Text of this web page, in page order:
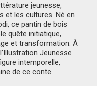
jeunesse,
et les cultures. Né en
ce pantin de bois
quête initiatique,
et transformation. À
Jeunesse
intemporelle,
de ce conte